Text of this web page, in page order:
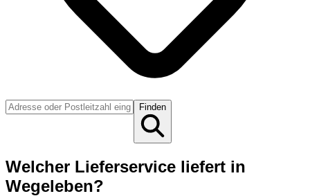
Finden
Welcher Lieferservice liefert in
Wegeleben?